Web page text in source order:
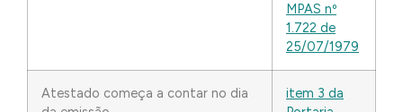
MPAS nº
1.722 de
25/07/1979
Atestado começa a contar no dia
item 3 da